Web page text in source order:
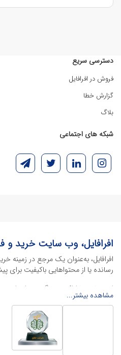
دسترسی سریع
فروش در افرافایل
گزارش خطا
بلاگ
شبکه های اجتماعی
افرافایل، وب سایت خرید و
افرافایل، به‌عنوان یک مرجع در زمینه
رسانده یا از محتواهایی باکیفیت برای
این سایت با ارائه تنوع گسترده‌ای از
خود را کاهش داده و به سرعت پروژه‌های
محصولات گرافیکی
محصولات گرافیکی یکی از
، پوسترهای تبلیغاتی،
مشاهده بیشتر...